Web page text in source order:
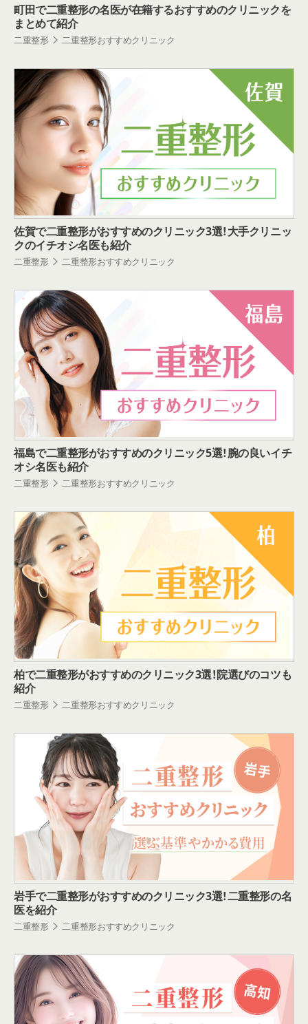
町田で二重整形の名医が在籍するおすすめのクリニックを
まとめて紹介
二重整形 二重整形おすすめクリニック
佐賀で二重整形がおすすめのクリニック3選！大手クリニッ
クのイチオシ名医も紹介
二重整形 二重整形おすすめクリニック
福島で二重整形がおすすめのクリニック5選！腕の良いイチ
オシ名医も紹介
二重整形 二重整形おすすめクリニック
柏で二重整形がおすすめのクリニック3選！院選びのコツも
紹介
二重整形 二重整形おすすめクリニック
岩手で二重整形がおすすめのクリニック3選！二重整形の名
医を紹介
二重整形 二重整形おすすめクリニック